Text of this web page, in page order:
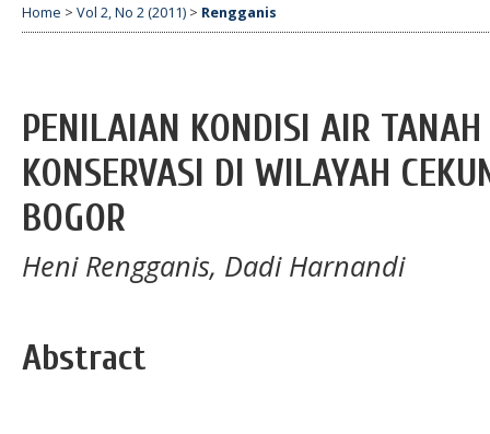
Home > Vol 2, No 2 (2011) > Rengganis
PENILAIAN KONDISI AIR
KONSERVASI DI WILAYAH
BOGOR
Heni Rengganis, Dadi Harnandi
Abstract